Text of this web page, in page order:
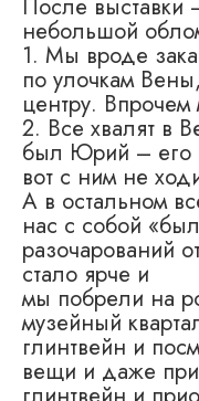
После выставки
небольшой
1. Мы вроде
по улочкам
центру.
2. Все хвалят в
был Юрий – его
вот с ним не
А в остальном
нас с собой
разочарований
стало ярче и
мы побрели на
музейный
глинтвейн и
вещи и даже